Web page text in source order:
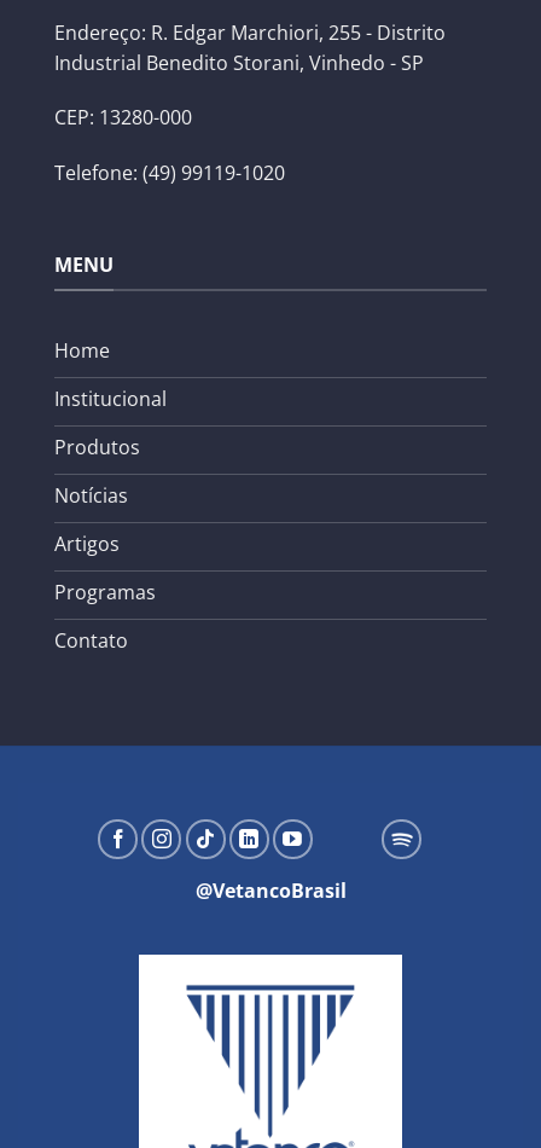
Endereço: R. Edgar Marchiori, 255 - Distrito
Industrial Benedito Storani, Vinhedo - SP
CEP: 13280-000
Telefone: (49) 99119-1020
MENU
Home
Institucional
Produtos
Notícias
Artigos
Programas
Contato
@VetancoBrasil